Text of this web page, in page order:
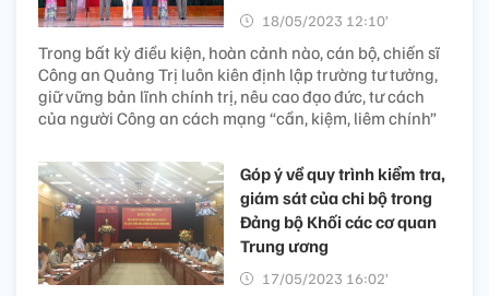
18/05/2023 12:10’
Trong bất kỳ điều kiện, hoàn cảnh nào, cán bộ, chiến sĩ
Công an Quảng Trị luôn kiên định lập trường tư tưởng,
giữ vững bản lĩnh chính trị, nêu cao đạo đức, tư cách
của người Công an cách mạng “cần, kiệm, liêm chính”
Góp ý về quy trình kiểm tra,
giám sát của chi bộ trong
Đảng bộ Khối các cơ quan
Trung ương
17/05/2023 16:02’